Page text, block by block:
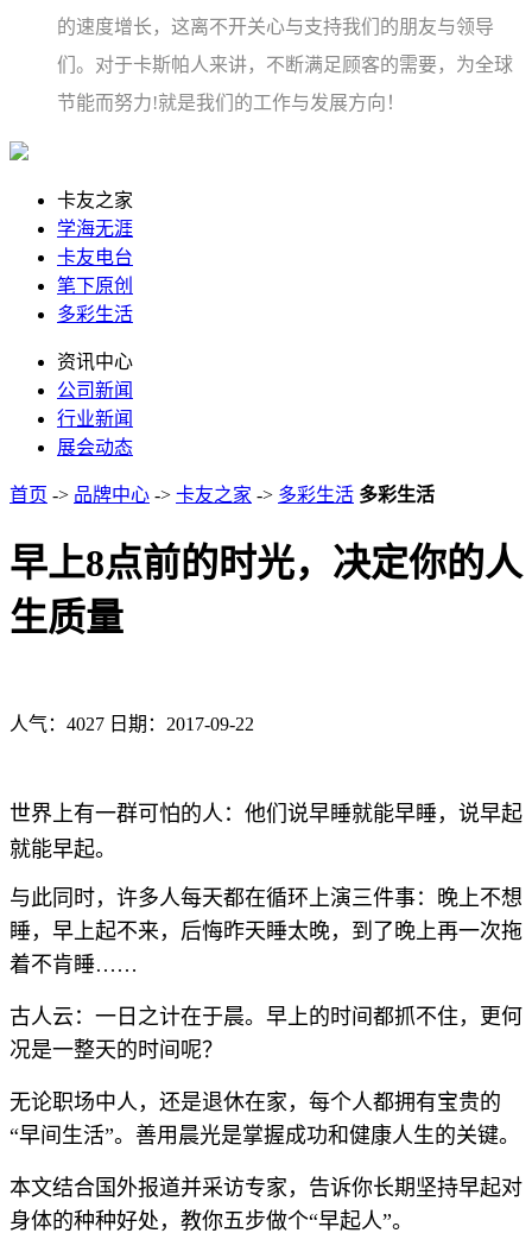
的速度增长，这离不开关心与支持我们的朋友与领导
们。对于卡斯帕人来讲，不断满足顾客的需要，为全球
节能而努力!就是我们的工作与发展方向！
卡友之家
学海无涯
卡友电台
笔下原创
多彩生活
资讯中心
公司新闻
行业新闻
展会动态
首页 -> 品牌中心 -> 卡友之家 -> 多彩生活 多彩生活
早上8点前的时光，决定你的人
生质量
人气：4027 日期：2017-09-22
世界上有一群可怕的人：他们说早睡就能早睡，说早起
就能早起。
与此同时，许多人每天都在循环上演三件事：晚上不想
睡，早上起不来，后悔昨天睡太晚，到了晚上再一次拖
着不肯睡……
古人云：一日之计在于晨。早上的时间都抓不住，更何
况是一整天的时间呢？
无论职场中人，还是退休在家，每个人都拥有宝贵的
“早间生活”。善用晨光是掌握成功和健康人生的关键。
本文结合国外报道并采访专家，告诉你长期坚持早起对
身体的种种好处，教你五步做个“早起人”。